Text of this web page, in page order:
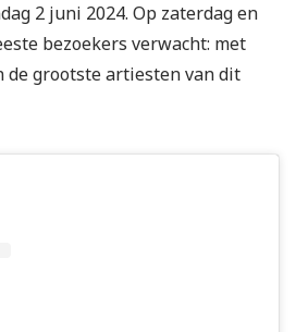
2 juni 2024. Op zaterdag en
bezoekers verwacht: met
de grootste artiesten van dit